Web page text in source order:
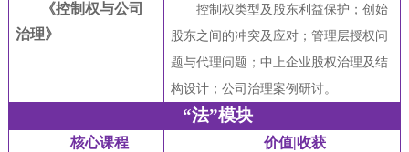
《控制权与公司
治理》
控制权类型及股东利益保护；创始
股东之间的冲突及应对；管理层授权问
题与代理问题；中上企业股权治理及结
构设计；公司治理案例研讨。
“法”模块
核心课程
价值|收获